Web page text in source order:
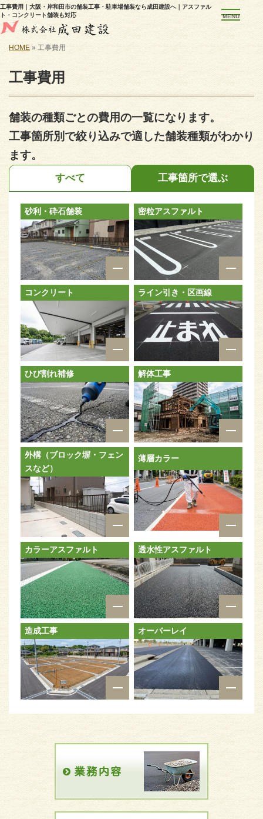
工事費用｜大阪・岸和田市の舗装工事・駐車場舗装なら成田建設へ｜アスファル
ト・コンクリート舗装も対応
MENU
HOME » 工事費用
工事費用
舗装の種類ごとの費用の一覧になります。
工事箇所別で絞り込みで適した舗装種類がわかり
ます。
すべて 工事箇所で選ぶ
砂利・砕石舗装 密粒アスファルト
コンクリート ライン引き・区画線
ひび割れ補修 解体工事
外構（ブロック塀・フェン
スなど）
薄層カラー
カラーアスファルト 透水性アスファルト
造成工事 オーバーレイ